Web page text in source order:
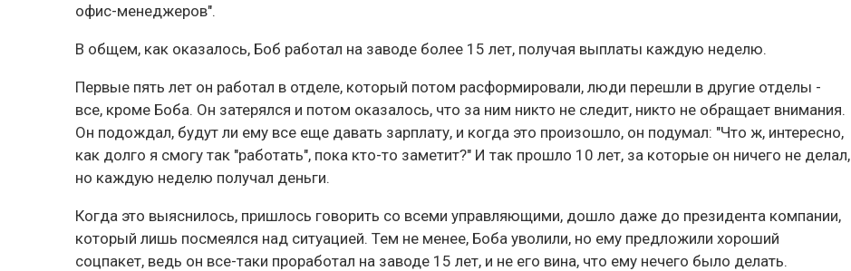
офис-менеджеров".
В общем, как оказалось, Боб работал на заводе более 15 лет, получая выплаты каждую неделю.
Первые пять лет он работал в отделе, который потом расформировали, люди перешли в другие отделы -
все, кроме Боба. Он затерялся и потом оказалось, что за ним никто не следит, никто не обращает внимания.
Он подождал, будут ли ему все еще давать зарплату, и когда это произошло, он подумал: "Что ж, интересно,
как долго я смогу так "работать", пока кто-то заметит?" И так прошло 10 лет, за которые он ничего не делал,
но каждую неделю получал деньги.
Когда это выяснилось, пришлось говорить со всеми управляющими, дошло даже до президента компании,
который лишь посмеялся над ситуацией. Тем не менее, Боба уволили, но ему предложили хороший
соцпакет, ведь он все-таки проработал на заводе 15 лет, и не его вина, что ему нечего было делать.